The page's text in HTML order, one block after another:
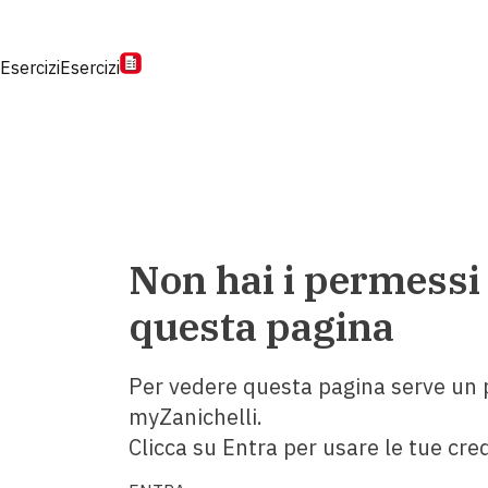
EserciziEsercizi
Non hai i
questa pagina
Per vedere questa pagina serve un
myZanichelli.
Clicca su Entra per usare le tue